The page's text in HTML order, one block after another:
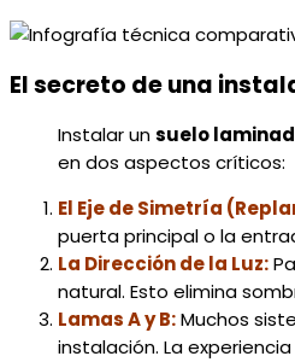
El secreto de una
Instalar unsuelo
en dos aspectos críticos:
El Eje de Simetría
puerta principal o la
La Dirección de la Luz:
natural. Esto elimina
Lamas A y B:Muchos
instalación. La